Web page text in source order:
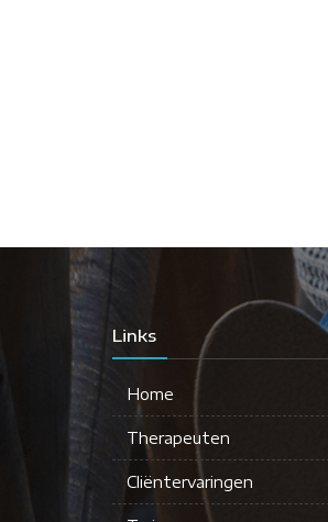
Links
Home
Therapeuten
Cliëntervaringen